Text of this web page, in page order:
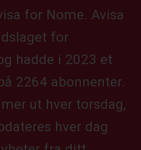
for Nome. Avisa
for
hadde i 2023 et
2264 abonnenter.
ut hver torsdag,
hver dag